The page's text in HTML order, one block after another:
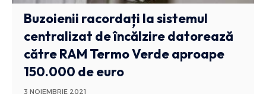
Buzoienii racordați la sistemul
centralizat de încălzire datorează
către RAM Termo Verde aproape
150.000 de euro
3 NOIEMBRIE 2021